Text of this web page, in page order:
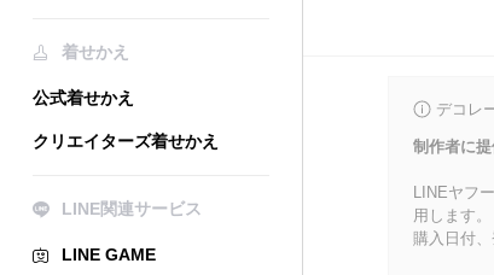
着せかえ
公式着せかえ
クリエイターズ着せかえ
LINE関連サービス
LINE GAME
デコレ
制作者に
LINEヤフ
用します。
購入日付